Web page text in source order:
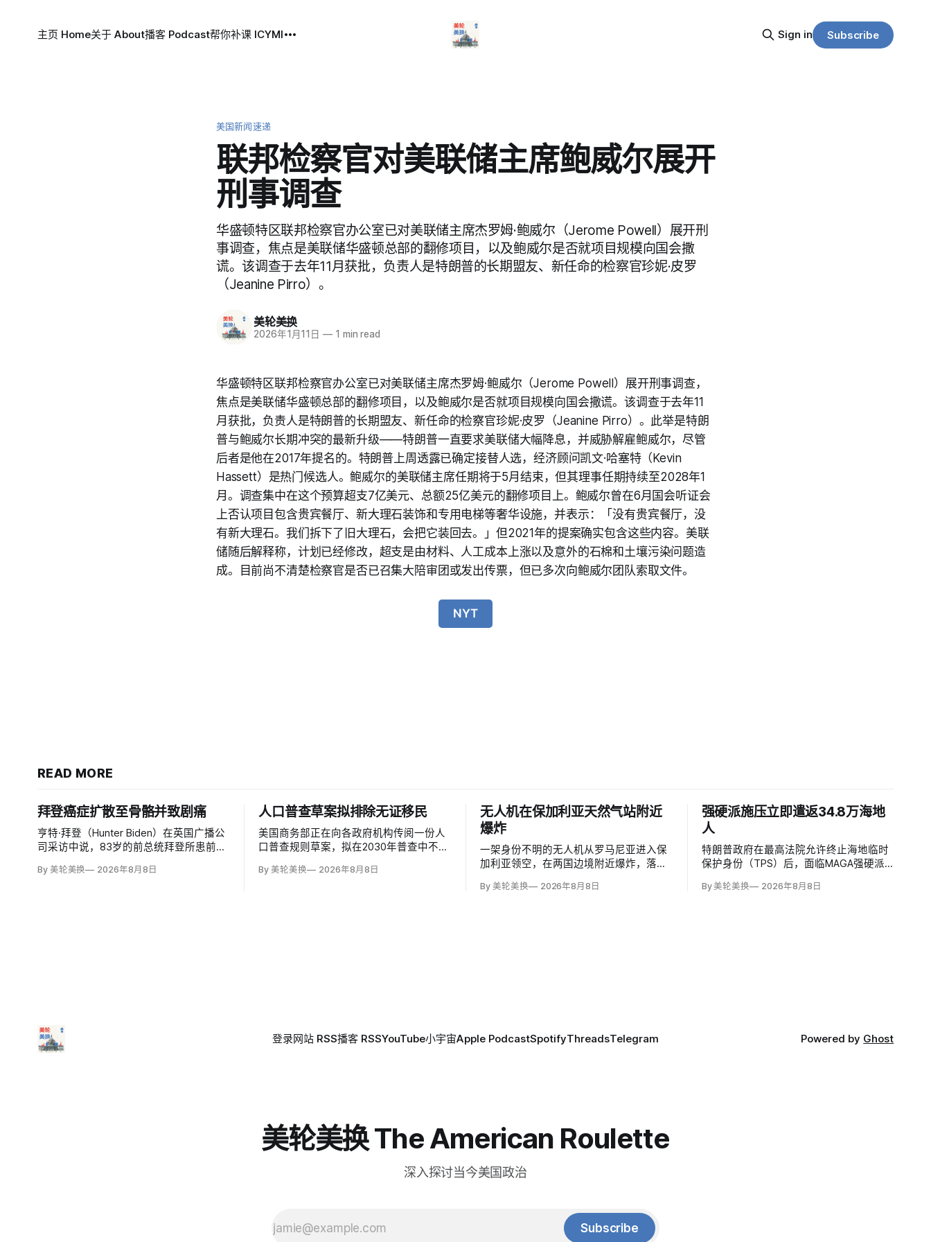
主页 Home关于 About播客 Podcast帮你补课 ICYMI Sign in Subscribe
美国新闻速递
联邦检察官对美联储主席鲍威尔展开
刑事调查
华盛顿特区联邦检察官办公室已对美联储主席杰罗姆·鲍威尔（Jerome Powell）展开刑
事调查，焦点是美联储华盛顿总部的翻修项目，以及鲍威尔是否就项目规模向国会撒
谎。该调查于去年11月获批，负责人是特朗普的长期盟友、新任命的检察官珍妮·皮罗
（Jeanine Pirro）。
美轮美换
2026年1月11日 — 1 min read
华盛顿特区联邦检察官办公室已对美联储主席杰罗姆·鲍威尔（Jerome Powell）展开刑事调查，
焦点是美联储华盛顿总部的翻修项目，以及鲍威尔是否就项目规模向国会撒谎。该调查于去年11
月获批，负责人是特朗普的长期盟友、新任命的检察官珍妮·皮罗（Jeanine Pirro）。此举是特朗
普与鲍威尔长期冲突的最新升级——特朗普一直要求美联储大幅降息，并威胁解雇鲍威尔，尽管
后者是他在2017年提名的。特朗普上周透露已确定接替人选，经济顾问凯文·哈塞特（Kevin
Hassett）是热门候选人。鲍威尔的美联储主席任期将于5月结束，但其理事任期持续至2028年1
月。调查集中在这个预算超支7亿美元、总额25亿美元的翻修项目上。鲍威尔曾在6月国会听证会
上否认项目包含贵宾餐厅、新大理石装饰和专用电梯等奢华设施，并表示：「没有贵宾餐厅，没
有新大理石。我们拆下了旧大理石，会把它装回去。」但2021年的提案确实包含这些内容。美联
储随后解释称，计划已经修改，超支是由材料、人工成本上涨以及意外的石棉和土壤污染问题造
成。目前尚不清楚检察官是否已召集大陪审团或发出传票，但已多次向鲍威尔团队索取文件。
NYT
READ MORE
拜登癌症扩散至骨骼并致剧痛
亨特·拜登（Hunter Biden）在英国广播公
司采访中说，83岁的前总统拜登所患前列
剧烈疼痛，并在多个方面严重影响生活。
By 美轮美换 2026年8月8日
人口普查草案拟排除无证移民
美国商务部正在向各政府机构传阅一份人
口普查规则草案，拟在2030年普查中不计
据，理由是避免个人问题造成「扭曲」。
By 美轮美换 2026年8月8日
无人机在保加利亚天然气站附近
爆炸
一架身份不明的无人机从罗马尼亚进入保
加利亚领空，在两国边境附近爆炸，落点
1000米；无人伤亡，基础设施未受损。保
By 美轮美换 2026年8月8日
强硬派施压立即遣返34.8万海地
人
特朗普政府在最高法院允许终止海地临时
保护身份（TPS）后，面临MAGA强硬派
压力。国土安全部把执法重点放在俄亥俄
By 美轮美换 2026年8月8日
登录网站 RSS播客 RSSYouTube小宇宙Apple PodcastSpotifyThreadsTelegram Powered by Ghost
美轮美换 The American Roulette
深入探讨当今美国政治
Subscribe